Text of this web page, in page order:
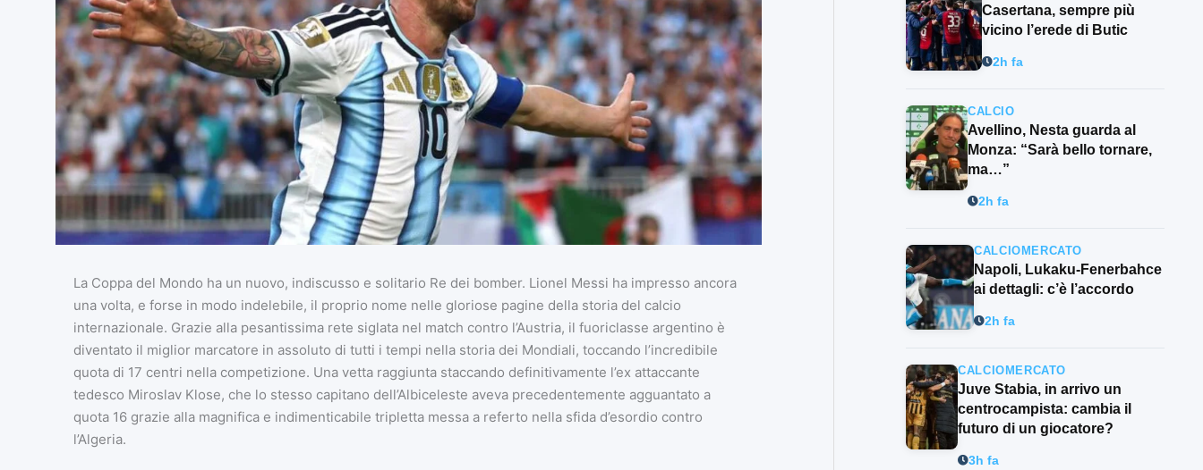
La Coppa del Mondo ha un nuovo, indiscusso e solitario Re dei bomber. Lionel Messi ha impresso ancora
una volta, e forse in modo indelebile, il proprio nome nelle gloriose pagine della storia del calcio
internazionale. Grazie alla pesantissima rete siglata nel match contro l’Austria, il fuoriclasse argentino è
diventato il miglior marcatore in assoluto di tutti i tempi nella storia dei Mondiali, toccando l’incredibile
quota di 17 centri nella competizione. Una vetta raggiunta staccando definitivamente l’ex attaccante
tedesco Miroslav Klose, che lo stesso capitano dell’Albiceleste aveva precedentemente agguantato a
quota 16 grazie alla magnifica e indimenticabile tripletta messa a referto nella sfida d’esordio contro
l’Algeria.
Casertana, sempre più
vicino l’erede di Butic
2h fa
CALCIO
Avellino, Nesta guarda al
Monza: “Sarà bello tornare,
ma…”
2h fa
CALCIOMERCATO
Napoli, Lukaku-Fenerbahce
ai dettagli: c’è l’accordo
2h fa
CALCIOMERCATO
Juve Stabia, in arrivo un
centrocampista: cambia il
futuro di un giocatore?
3h fa